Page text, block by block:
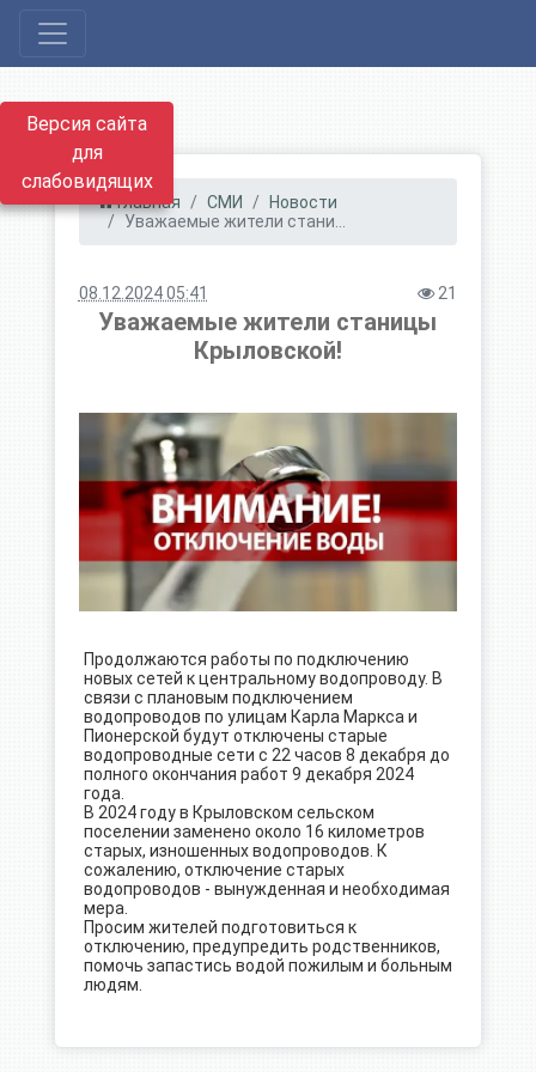
Версия сайта
для
слабовидящих
Главная СМИ
Новости
Уважаемые жители стани...
08.12.2024 05:41 21
Уважаемые жители станицы
Крыловской!
Продолжаются работы по подключению
новых сетей к центральному водопроводу. В
связи с плановым подключением
водопроводов по улицам Карла Маркса и
Пионерской будут отключены старые
водопроводные сети с 22 часов 8 декабря до
полного окончания работ 9 декабря 2024
года.
В 2024 году в Крыловском сельском
поселении заменено около 16 километров
старых, изношенных водопроводов. К
сожалению, отключение старых
водопроводов - вынужденная и необходимая
мера.
Просим жителей подготовиться к
отключению, предупредить родственников,
помочь запастись водой пожилым и больным
людям.